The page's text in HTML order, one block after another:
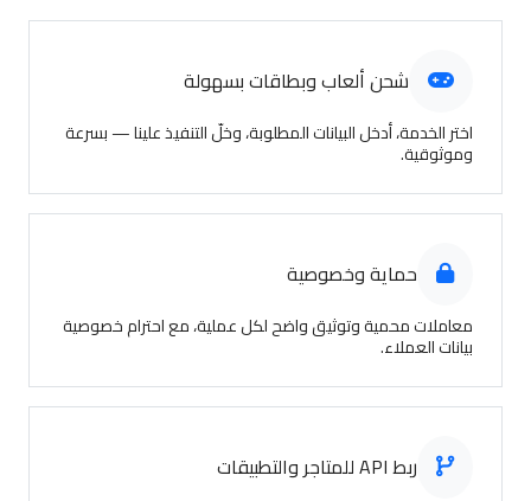
شحن ألعاب وبطاقات بسهولة
اختر الخدمة، أدخل البيانات المطلوبة، وخلّ التنفيذ علينا — بسرعة
وموثوقية.
حماية وخصوصية
معاملات محمية وتوثيق واضح لكل عملية، مع احترام خصوصية
بيانات العملاء.
ربط API للمتاجر والتطبيقات